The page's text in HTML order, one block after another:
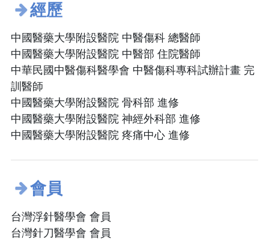
經歷
中國醫藥大學附設醫院 中醫傷科 總醫師
中國醫藥大學附設醫院 中醫部 住院醫師
中華民國中醫傷科醫學會 中醫傷科專科試辦計畫 完
訓醫師
中國醫藥大學附設醫院 骨科部 進修
中國醫藥大學附設醫院 神經外科部 進修
中國醫藥大學附設醫院 疼痛中心 進修
會員
台灣浮針醫學會 會員
台灣針刀醫學會 會員